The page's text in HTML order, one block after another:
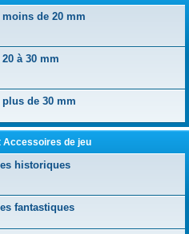
de 20 mm
à 30 mm
de 30 mm
Accessoires de jeu
historiques
fantastiques